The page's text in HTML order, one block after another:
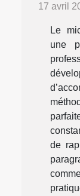
17 avril
Le
une
de